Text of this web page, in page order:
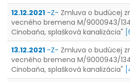
12.12.2021 -Z- Zmluva o budúcej
vecného bremena M/9000943/
Cinobaňa, splašková kanalizácia"
13.12.2021 -Z- Zmluva o budúcej
vecného bremena M/9000943/
Cinobaňa, splašková kanalizácia"